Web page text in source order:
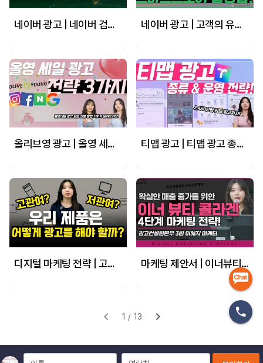
네이버 광고 | 네이버 검색광고 전환 키워드 찾는 방법 네이버 광고 | 고객의 유입 경로 정확하게 확인! 스마트스토어 NT파라미터 설치 방법! #마케팅교육 #전환추적 #NT파라미터 #킵그로우
올리브영 광고 | 올영 세일 광고 전략 3가지! 현직 마케터가 직접 알려드립니다!(네이버, 구글, 페북, 인스타 광고) #올영세일 #마케팅교육 티맵 광고 | 티맵 광고 종류 소개와 각 광고 운영 전략! #티맵광고 #마케팅교육
디지털 마케팅 전략 | 고관여, 저관여 제품 마케팅 방향 이렇게만 하세요! #온라인광고 #마케팅교육 마케팅 제안서 | 이너뷰티(콜라겐) 업종 마케팅 매출을 올리는 4단계 마케팅 전략!